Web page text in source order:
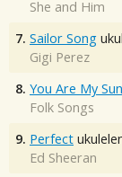
She and Him
7. Sailor Song
Gigi Perez
8. You Are My
Folk Songs
9. Perfect
Ed Sheeran